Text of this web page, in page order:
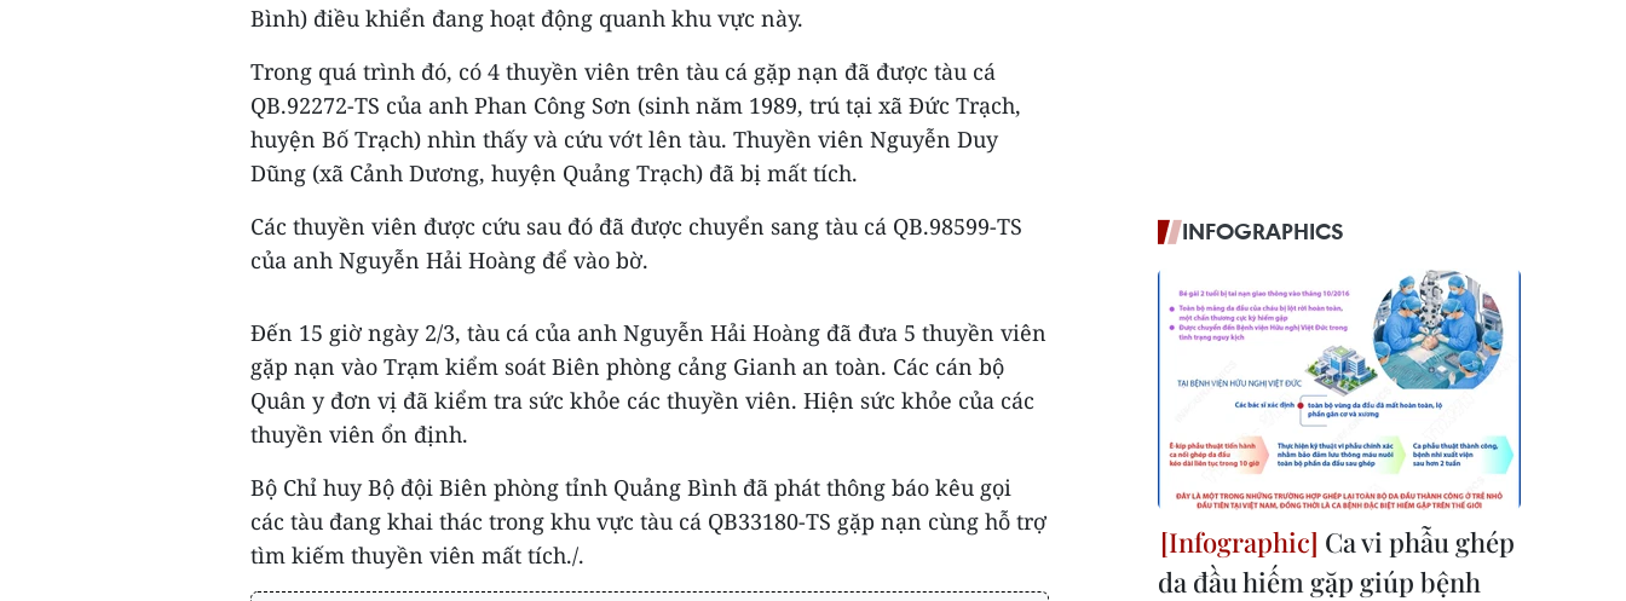
Bình) điều khiển đang hoạt động quanh khu vực này.
Trong quá trình đó, có 4 thuyền viên trên tàu cá gặp nạn đã được tàu cá
QB.92272-TS của anh Phan Công Sơn (sinh năm 1989, trú tại xã Đức Trạch,
huyện Bố Trạch) nhìn thấy và cứu vớt lên tàu. Thuyền viên Nguyễn Duy
Dũng (xã Cảnh Dương, huyện Quảng Trạch) đã bị mất tích.
Các thuyền viên được cứu sau đó đã được chuyển sang tàu cá QB.98599-TS
của anh Nguyễn Hải Hoàng để vào bờ.
Đến 15 giờ ngày 2/3, tàu cá của anh Nguyễn Hải Hoàng đã đưa 5 thuyền viên
gặp nạn vào Trạm kiểm soát Biên phòng cảng Gianh an toàn. Các cán bộ
Quân y đơn vị đã kiểm tra sức khỏe các thuyền viên. Hiện sức khỏe của các
thuyền viên ổn định.
Bộ Chỉ huy Bộ đội Biên phòng tỉnh Quảng Bình đã phát thông báo kêu gọi
các tàu đang khai thác trong khu vực tàu cá QB33180-TS gặp nạn cùng hỗ trợ
tìm kiếm thuyền viên mất tích./.
INFOGRAPHICS
Ca vi phẫu ghép
da đầu hiếm gặp giúp bệnh